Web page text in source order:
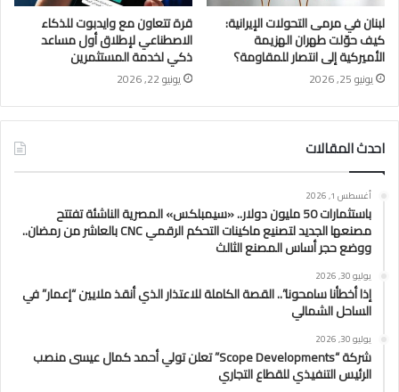
لبنان في مرمى التحولات الإيرانية:
كيف حوّلت طهران الهزيمة
الأميركية إلى انتصار للمقاومة؟
يونيو 25, 2026
قرة تتعاون مع وايدبوت للذكاء
الاصطناعي لإطلاق أول مساعد
ذكي لخدمة المستثمرين
يونيو 22, 2026
احدث المقالات
أغسطس 1, 2026
باستثمارات 50 مليون دولار.. «سيمبلكس» المصرية الناشئة تفتتح
مصنعها الجديد لتصنيع ماكينات التحكم الرقمي CNC بالعاشر من رمضان..
ووضع حجر أساس المصنع الثالث
يوليو 30, 2026
إذا أخطأنا سامحونا”.. القصة الكاملة للاعتذار الذي أنقذ ملايين “إعمار” في
الساحل الشمالي
يوليو 30, 2026
شركة “Scope Developments” تعلن تولي أحمد كمال عيسى منصب
الرئيس التنفيذي للقطاع التجاري